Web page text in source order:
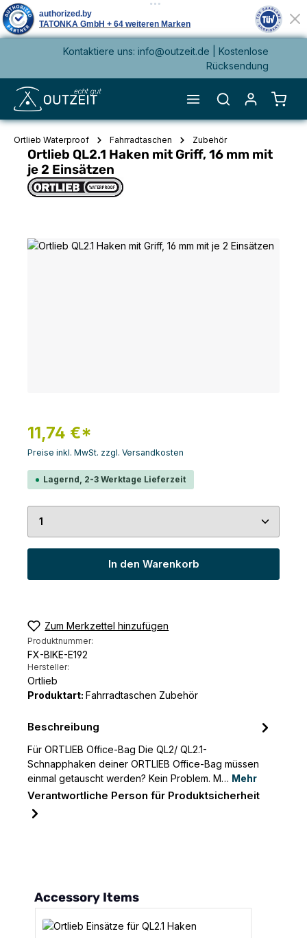
springenKontaktiere uns: info@outzeit.de | Kostenlose
Rücksendung
Ortlieb Waterproof Fahrradtaschen Zubehör
Ortlieb QL2.1 Haken mit Griff, 16 mm mit
je 2 Einsätzen
Bildergalerie überspringen
11,74 €*
Preise inkl. MwSt. zzgl. Versandkosten
Lagernd, 2-3 Werktage Lieferzeit
Produkt Anzahl: Gib den gewünschten Wert
In den Warenkorb
Zum Merkzettel hinzufügen
Produktnummer:
FX-BIKE-E192
Hersteller:
Ortlieb
Produktart: Fahrradtaschen Zubehör
Beschreibung
Für ORTLIEB Office-Bag Die QL2/ QL2.1-
Schnapphaken deiner ORTLIEB Office-Bag müssen
einmal getauscht werden? Kein Problem. M… Mehr
Verantwortliche Person für Produktsicherheit
Produktgalerie überspringen
Accessory Items